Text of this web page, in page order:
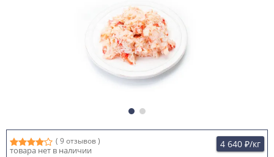
( 9 отзывов )
товара нет в наличии
4 640 ₽/кг